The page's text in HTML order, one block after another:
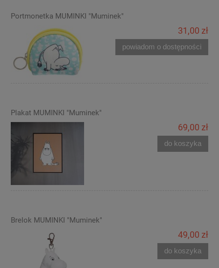
Portmonetka MUMINKI "Muminek"
31,00 zł
powiadom o dostępności
Plakat MUMINKI "Muminek"
69,00 zł
do koszyka
Brelok MUMINKI "Muminek"
49,00 zł
do koszyka